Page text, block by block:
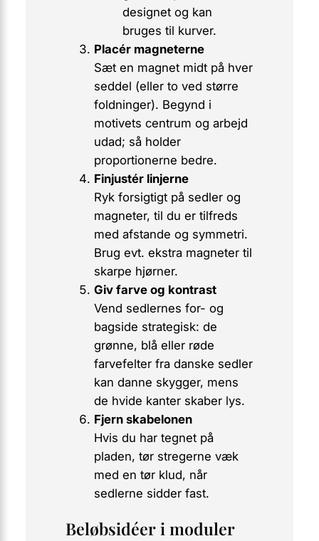
designet og kan
bruges til kurver.
Placér magneterne
Sæt en magnet midt på hver
seddel (eller to ved større
foldninger). Begynd i
motivets centrum og arbejd
udad; så holder
proportionerne bedre.
Finjustér linjerne
Ryk forsigtigt på sedler og
magneter, til du er tilfreds
med afstande og symmetri.
Brug evt. ekstra magneter til
skarpe hjørner.
Giv farve og kontrast
Vend sedlernes for- og
bagside strategisk: de
grønne, blå eller røde
farvefelter fra danske sedler
kan danne skygger, mens
de hvide kanter skaber lys.
Fjern skabelonen
Hvis du har tegnet på
pladen, tør stregerne væk
med en tør klud, når
sedlerne sidder fast.
Beløbsidéer i moduler